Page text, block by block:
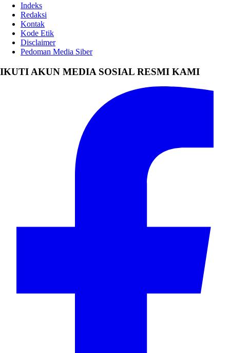
Indeks
Redaksi
Kontak
Kode Etik
Disclaimer
Pedoman Media Siber
IKUTI AKUN MEDIA SOSIAL RESMI KAMI